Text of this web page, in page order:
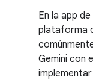
En la app
plataforma
Gemini con